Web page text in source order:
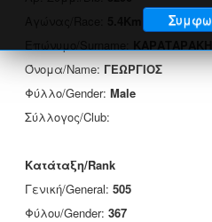
Όνομα/Name:ΓΕΩΡΓΙΟΣ
Φύλλο/Gender: Male
Σύλλογος/Club:
Κατάταξη/Rank
Γενική/General: 505
Φύλου/Gender: 367